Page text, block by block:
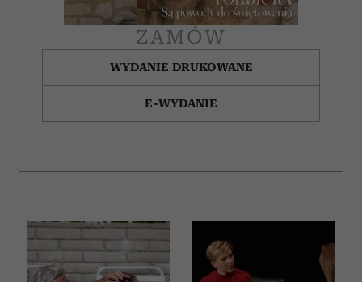
ZAMÓW
WYDANIE DRUKOWANE
E-WYDANIE